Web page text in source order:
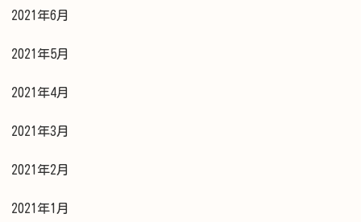
2021年6月
2021年5月
2021年4月
2021年3月
2021年2月
2021年1月